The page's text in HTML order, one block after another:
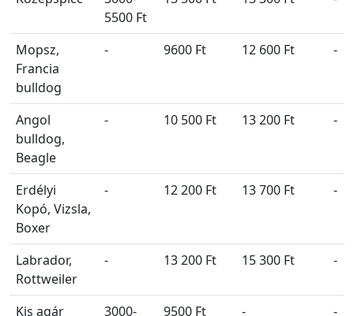
5500 Ft
Mopsz,
Francia
bulldog
- 9600 Ft 12 600 Ft -
Angol
bulldog,
Beagle
- 10 500 Ft 13 200 Ft -
Erdélyi
Kopó, Vizsla,
Boxer
- 12 200 Ft 13 700 Ft -
Labrador,
Rottweiler
- 13 200 Ft 15 300 Ft -
Kis agár 3000- 9500 Ft - -